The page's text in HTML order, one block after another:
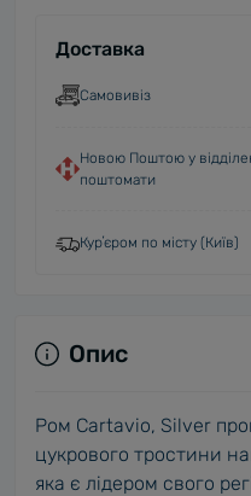
Доставка
Самовивіз
Новою Поштою у
поштомати
Курʼєром по місту (Київ)
Опис
Ром Cartavio, Silver
цукрового тростини
яка є лідером свого